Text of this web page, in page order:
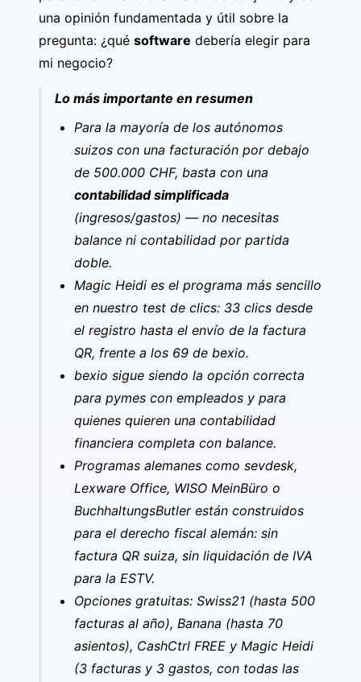
una opinión fundamentada y útil sobre la
pregunta: ¿qué software debería elegir para
mi negocio?
Lo más importante en resumen
Para la mayoría de los autónomos
suizos con una facturación por debajo
de 500.000 CHF, basta con una
contabilidad simplificada
(ingresos/gastos) — no necesitas
balance ni contabilidad por partida
doble.
Magic Heidi es el programa más sencillo
en nuestro test de clics: 33 clics desde
el registro hasta el envío de la factura
QR, frente a los 69 de bexio.
bexio sigue siendo la opción correcta
para pymes con empleados y para
quienes quieren una contabilidad
financiera completa con balance.
Programas alemanes como sevdesk,
Lexware Office, WISO MeinBüro o
BuchhaltungsButler están construidos
para el derecho fiscal alemán: sin
factura QR suiza, sin liquidación de IVA
para la ESTV.
Opciones gratuitas: Swiss21 (hasta 500
facturas al año), Banana (hasta 70
asientos), CashCtrl FREE y Magic Heidi
(3 facturas y 3 gastos, con todas las